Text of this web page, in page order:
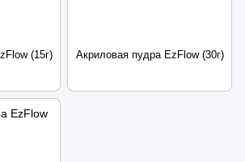
(15г) Акриловая пудра EzFlow (30г)